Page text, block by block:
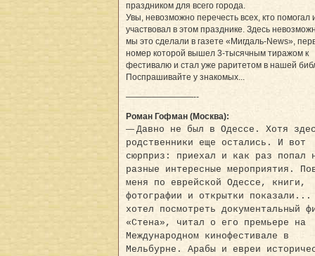
праздником для всего города.
Увы, невозможно перечесть всех, кто помогал
участвовал в этом празднике. Здесь
мы это сделали в газете «Мигдаль-News»,
номер которой вышел 3-тысячным тиражом к
фестивалю и стал уже раритетом в нашей
Поспрашивайте у знакомых...
————————--
Роман Гофман (Москва):
— Давно не был в Одессе. Хотя
родственники еще остались. И вот
сюрприз: приехал и как раз попал
разные интересные мероприятия.
меня по еврейской Одессе, книги,
фотографии и открытки показали...
хотел посмотреть документальный
«Стена», читал о его премьере на
Международном кинофестивале в
Мельбурне. Арабы и евреи